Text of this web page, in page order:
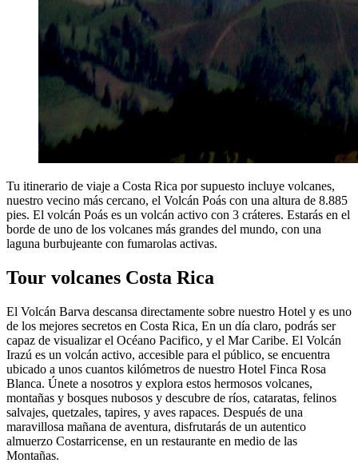
Tu itinerario de viaje a Costa Rica por supuesto incluye volcanes,
nuestro vecino más cercano, el Volcán Poás con una altura de 8.885
pies. El volcán Poás es un volcán activo con 3 cráteres. Estarás en el
borde de uno de los volcanes más grandes del mundo, con una
laguna burbujeante con fumarolas activas.
Tour volcanes Costa Rica
El Volcán Barva descansa directamente sobre nuestro Hotel y es uno
de los mejores secretos en Costa Rica, En un día claro, podrás ser
capaz de visualizar el Océano Pacifico, y el Mar Caribe. El Volcán
Irazú es un volcán activo, accesible para el público, se encuentra
ubicado a unos cuantos kilómetros de nuestro Hotel Finca Rosa
Blanca. Únete a nosotros y explora estos hermosos volcanes,
montañas y bosques nubosos y descubre de ríos, cataratas, felinos
salvajes, quetzales, tapires, y aves rapaces. Después de una
maravillosa mañana de aventura, disfrutarás de un autentico
almuerzo Costarricense, en un restaurante en medio de las
Montañas.